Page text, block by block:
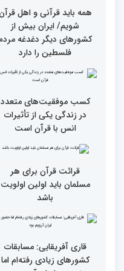
بخش برادران مسابقات
بین‌المللی قرآن کریم
همه باید قرآنی و اهل قرآن
شویم/ ایران بیش از
کشورهای دیگر دغدغه مردم
فلسطین را دارد
کسب موفقیت‌های متعدد
در زندگی یکی از تأثیرات
انس با قرآن است
قرائت قرآن برای هر